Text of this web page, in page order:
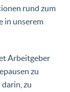
rund zum
in unserem
Arbeitgeber
zu
zu